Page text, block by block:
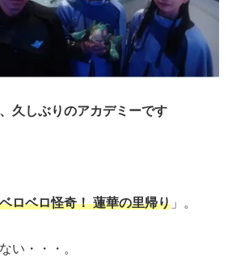
久しぶりのアカデミーです
ベロベロ怪奇！ 蓮華の里帰り 」。
い・・・。